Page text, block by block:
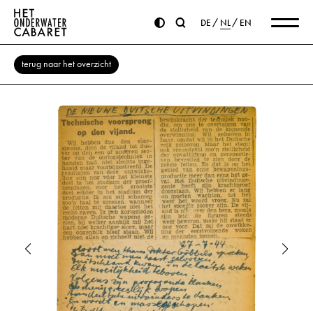
DE NL EN
terug naar het overzicht